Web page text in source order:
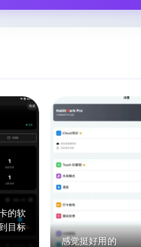
的软
目标
感觉挺好用的